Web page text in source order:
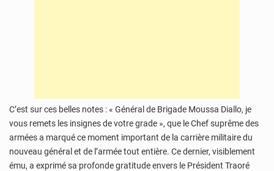
C’est sur ces belles notes : « Général de Brigade Moussa Diallo, je
vous remets les insignes de votre grade », que le Chef suprême des
armées a marqué ce moment important de la carrière militaire du
nouveau général et de l’armée tout entière. Ce dernier, visiblement
ému, a exprimé sa profonde gratitude envers le Président Traoré